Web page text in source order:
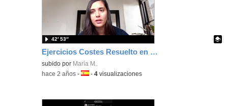
Ejercicios Costes Resuelto en Teams
Contenido educativo.
subido por María M.
42′ 53″
-hace 2 años -Idioma:
-4 visualizaciones